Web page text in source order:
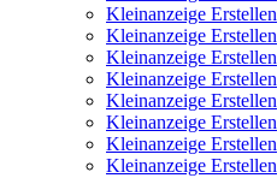
Kleinanzeige Erstellen
Kleinanzeige Erstellen
Kleinanzeige Erstellen
Kleinanzeige Erstellen
Kleinanzeige Erstellen
Kleinanzeige Erstellen
Kleinanzeige Erstellen
Kleinanzeige Erstellen